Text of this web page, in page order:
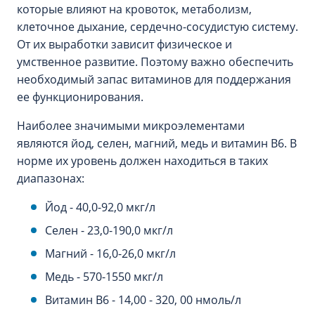
которые влияют на кровоток, метаболизм,
клеточное дыхание, сердечно-сосудистую систему.
От их выработки зависит физическое и
умственное развитие. Поэтому важно обеспечить
необходимый запас витаминов для поддержания
ее функционирования.
Наиболее значимыми микроэлементами
являются йод, селен, магний, медь и витамин В6. В
норме их уровень должен находиться в таких
диапазонах:
Йод - 40,0-92,0 мкг/л
Селен - 23,0-190,0 мкг/л
Магний - 16,0-26,0 мкг/л
Медь - 570-1550 мкг/л
Витамин В6 - 14,00 - 320, 00 нмоль/л